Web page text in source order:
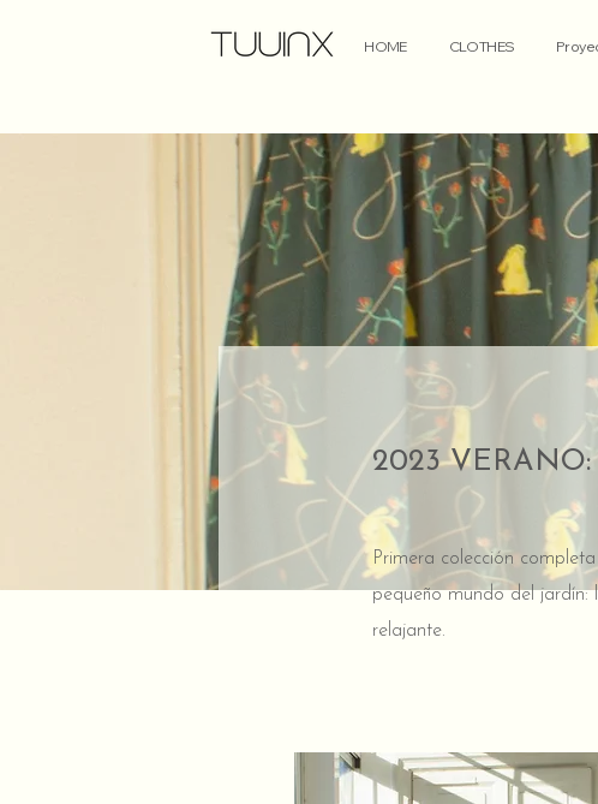
HOME CLOTHES
2023
Primera colección
pequeño mundo del jardín:
relajante.